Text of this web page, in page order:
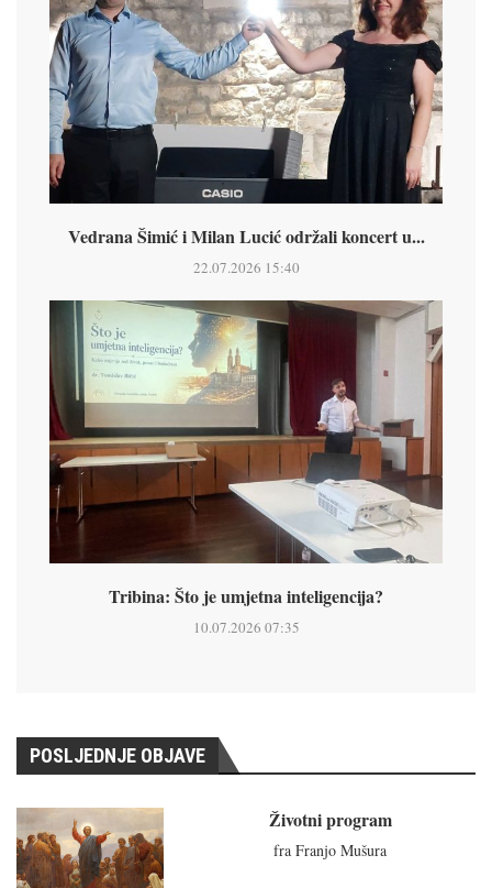
Vedrana Šimić i Milan Lucić održali koncert u...
22.07.2026 15:40
Tribina: Što je umjetna inteligencija?
10.07.2026 07:35
POSLJEDNJE OBJAVE
Životni program
fra Franjo Mušura